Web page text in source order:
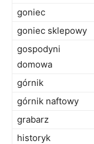
goniec
goniec sklepowy
gospodyni
domowa
górnik
górnik naftowy
grabarz
historyk